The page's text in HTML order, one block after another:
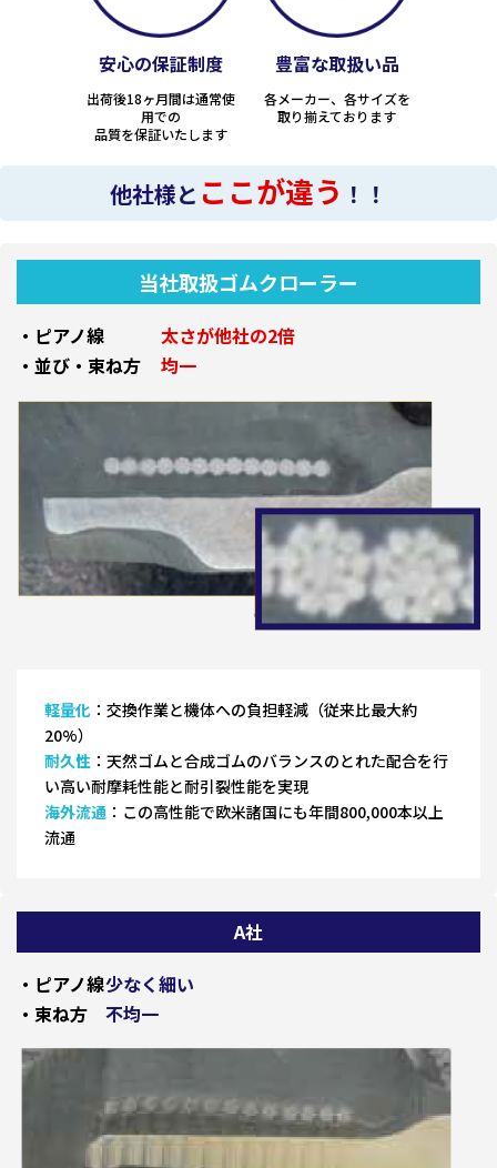
安心の保証制度
出荷後18ヶ月間は通常使
用での
品質を保証いたします
豊富な取扱い品
各メーカー、各サイズを
取り揃えております
他社様と ここが違う ！！
当社取扱ゴムクローラー
・ピアノ線
太さが他社の2倍
・並び・束ね方
均一
軽量化 ：交換作業と機体への負担軽減（従来比最大約
20%）
耐久性 ：天然ゴムと合成ゴムのバランスのとれた配合を行
い高い耐摩耗性能と耐引裂性能を実現
海外流通 ：この高性能で欧米諸国にも年間800,000本以上
流通
A社
・ピアノ線少なく細い
・束ね方
不均一